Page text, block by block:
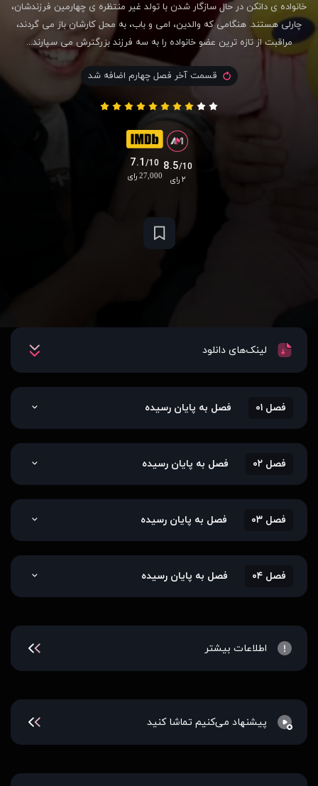
خانواده ی دانکن در حال سازگار شدن با تولد غیر منتظره ی چهارمین فرزندشان،
چارلی هستند. هنگامی که والدین، امی و باب، به محل کارشان باز می گردند،
مراقبت از تازه ترین عضو خانواده را به سه فرزند بزرگترش می سپارند...
قسمت آخر فصل چهارم اضافه شد
7.1/10
27,000 رای
8.5/10
۲ رای
لینک‌های دانلود
فصل ۰۱ فصل به پایان رسیده
فصل ۰۲ فصل به پایان رسیده
فصل ۰۳ فصل به پایان رسیده
فصل ۰۴ فصل به پایان رسیده
اطلاعات بیشتر
پیشنهاد می‌کنیم تماشا کنید